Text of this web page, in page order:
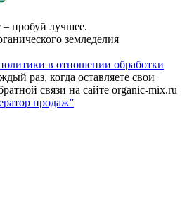
пробуй лучшее.
земледелия
в отношении обработки
раз, когда оставляете свои
связи на сайте organic-mix.ru
продаж”